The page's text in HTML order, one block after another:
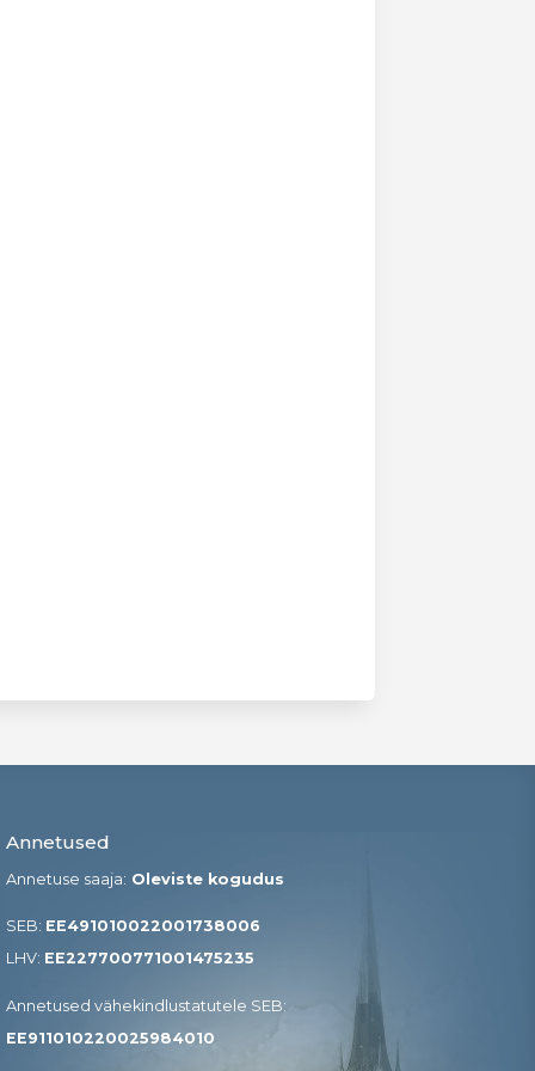
Annetused
Annetuse saaja: Oleviste kogudus
SEB: EE491010022001738006
LHV: EE227700771001475235
Annetused vähekindlustatutele SEB​:
EE911010220025984010